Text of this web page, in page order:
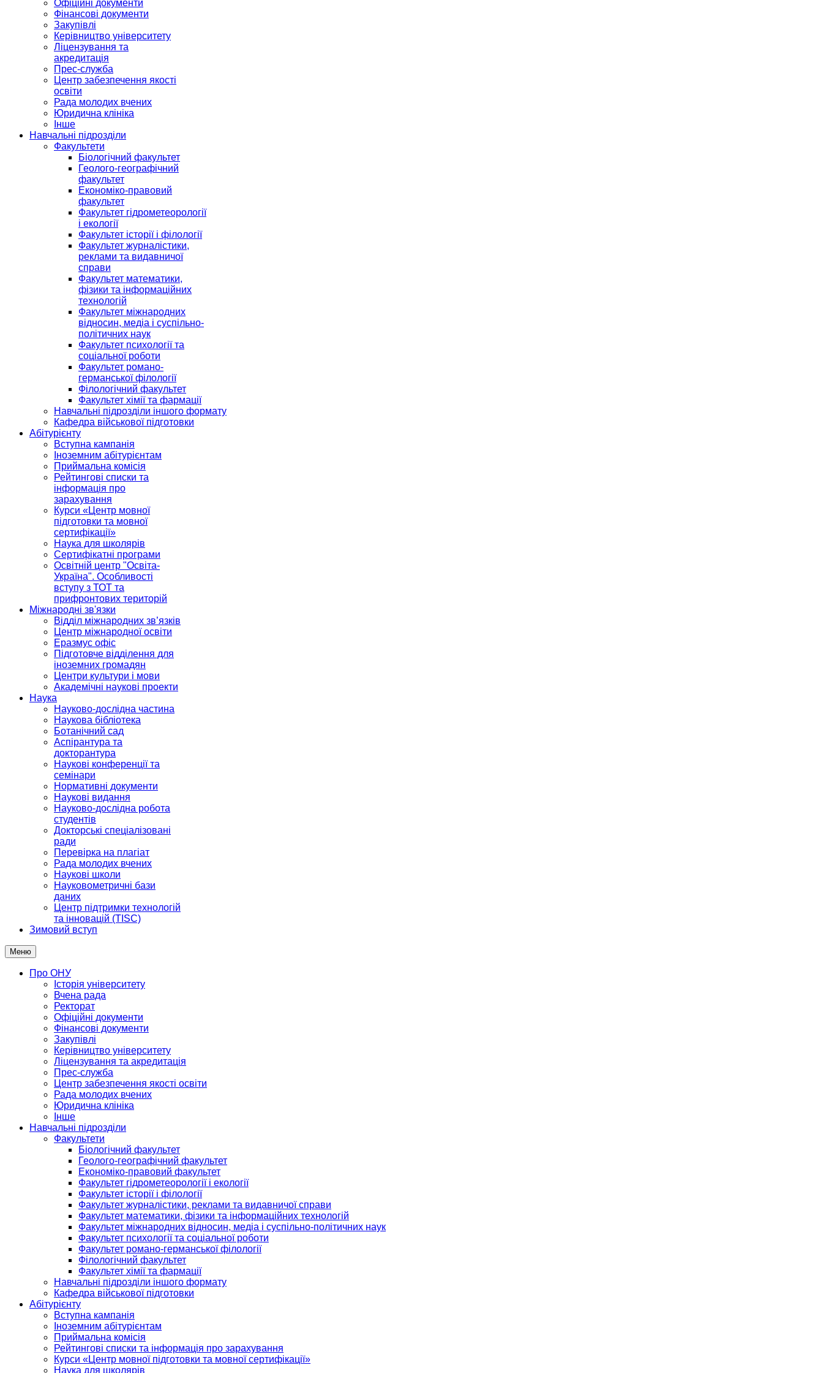
Офіційні документи
Фінансові документи
Закупівлі
Керівництво університету
Ліцензування та
акредитація
Прес-служба
Центр забезпечення якості
освіти
Рада молодих вчених
Юридична клініка
Інше
Навчальні підрозділи
Факультети
Біологічний факультет
Геолого-географічний
факультет
Економіко-правовий
факультет
Факультет гідрометеорології
і екології
Факультет історії і філології
Факультет журналістики,
реклами та видавничої
справи
Факультет математики,
фізики та інформаційних
технологій
Факультет міжнародних
відносин, медіа і суспільно-
політичних наук
Факультет психології та
соціальної роботи
Факультет романо-
германської філології
Філологічний факультет
Факультет хімії та фармації
Навчальні підрозділи іншого формату
Кафедра військової підготовки
Абітурієнту
Вступна кампанія
Іноземним абітурієнтам
Приймальна комісія
Рейтингові списки та
інформація про
зарахування
Курси «Центр мовної
підготовки та мовної
сертифікації»
Наука для школярів
Сертифікатні програми
Освітній центр "Освіта-
Україна". Особливості
вступу з ТОТ та
прифронтових територій
Міжнародні зв'язки
Відділ міжнародних зв’язків
Центр міжнародної освіти
Еразмус офіс
Підготовче відділення для
іноземних громадян
Центри культури і мови
Академічні наукові проекти
Наука
Науково-дослідна частина
Наукова бібліотека
Ботанічний сад
Аспірантура та
докторантура
Наукові конференції та
семінари
Нормативні документи
Наукові видання
Науково-дослідна робота
студентів
Докторські спеціалізовані
ради
Перевірка на плагіат
Рада молодих вчених
Наукові школи
Науковометричні бази
даних
Центр підтримки технологій
та інновацій (TISC)
Зимовий вступ
Меню
Про ОНУ
Історія університету
Вчена рада
Ректорат
Офіційні документи
Фінансові документи
Закупівлі
Керівництво університету
Ліцензування та акредитація
Прес-служба
Центр забезпечення якості освіти
Рада молодих вчених
Юридична клініка
Інше
Навчальні підрозділи
Факультети
Біологічний факультет
Геолого-географічний факультет
Економіко-правовий факультет
Факультет гідрометеорології і екології
Факультет історії і філології
Факультет журналістики, реклами та видавничої справи
Факультет математики, фізики та інформаційних технологій
Факультет міжнародних відносин, медіа і суспільно-політичних наук
Факультет психології та соціальної роботи
Факультет романо-германської філології
Філологічний факультет
Факультет хімії та фармації
Навчальні підрозділи іншого формату
Кафедра військової підготовки
Абітурієнту
Вступна кампанія
Іноземним абітурієнтам
Приймальна комісія
Рейтингові списки та інформація про зарахування
Курси «Центр мовної підготовки та мовної сертифікації»
Наука для школярів